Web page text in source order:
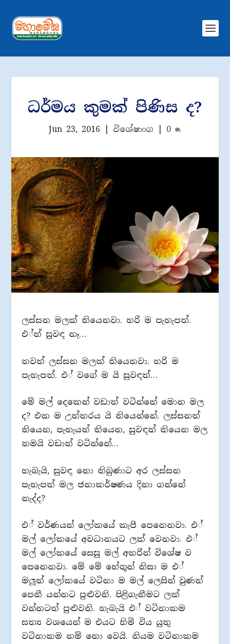
ධර්මය කුමක් පිණිස ද?
Jun 23, 2016 විශේෂාංග 0
ලස්සන මලක් තියෙනවා. හරි ම පැහැපත්.
එ්ත් සුවඳ නෑ…
තවත් ලස්සන මලක් තියෙනවා. හරි ම
පැහැපත්. එ් වගේ ම යි සුවඳත්…
මේ මල් දෙකෙන් වඩාත් වටින්නේ මොන මල
ද? එක ම උත්තරය යි තියෙන්නේ. ලස්සනත්
තියෙන, පැහැයත් තියෙන, සුවඳත් තියෙන මල
තමයි වඩාත් වටින්නේ…
හැබැයි, සුවඳ නො තිබුණාට අර ලස්සන
පැහැපත් මල ජනාකර්ෂණය දිනා ගන්නේ
නැද්ද?
එ් වර්ණයන් ලෝකයේ කැපී පෙනෙනවා. එ්
මල් ලෝකයේ අවධානයට ලක් වෙනවා. එ්
මල් ලෝකයේ සෙසු මල් අතරින් විශේෂ ව
පෙනෙනවා. මේ මේ හේතූන් නිසා ම එ්
මලූත් ලෝකයේ වටිනා ම මල් ලෙසින් වුණත්
පෙනී යන්නට පුළුවනි. පිළිගැනීමට ලක්
වන්නටත් පුළුවනි. හැබැයි එ් වටිනාකම
සත්‍ය වශයෙන් ම එයට හිමි විය යුතු
වටිනාකම නම් නො වෙයි. නියම වටිනාකම